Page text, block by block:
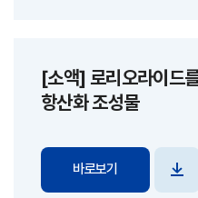
[소액] 로리오라이드
항산화 조성물
바로보기
파일